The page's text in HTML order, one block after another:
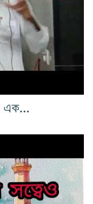
মৃত্যুকে অধিক স্বরণ ও মরণ একদিন হবেই